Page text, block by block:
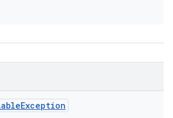
Exception